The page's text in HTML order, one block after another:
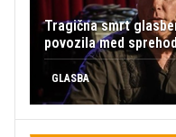
Tragična smrt
povozila med
GLASBA